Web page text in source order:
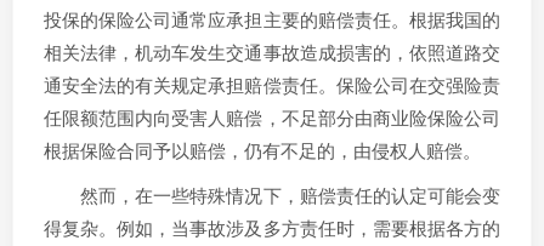
投保的保险公司通常应承担主要的赔偿责任。根据我国的
相关法律，机动车发生交通事故造成损害的，依照道路交
通安全法的有关规定承担赔偿责任。保险公司在交强险责
任限额范围内向受害人赔偿，不足部分由商业险保险公司
根据保险合同予以赔偿，仍有不足的，由侵权人赔偿。
然而，在一些特殊情况下，赔偿责任的认定可能会变
得复杂。例如，当事故涉及多方责任时，需要根据各方的